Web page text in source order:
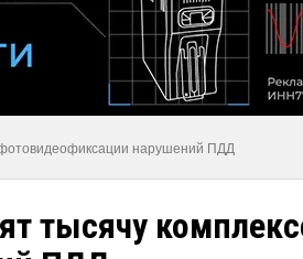
фотовидеофиксации нарушений ПДД
тысячу